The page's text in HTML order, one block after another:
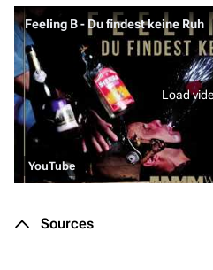
Information
Discography
Videography
Song list
Merchandise
Feeling B - Du findest keine Ruh
Load
YouTube
Sources